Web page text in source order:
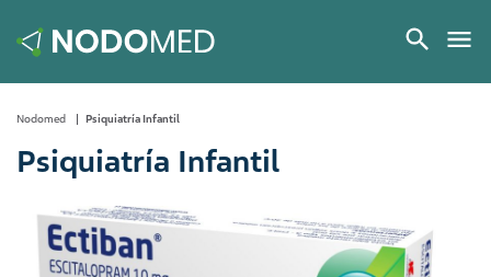
Nodomed Psiquiatría Infantil
Psiquiatría Infantil